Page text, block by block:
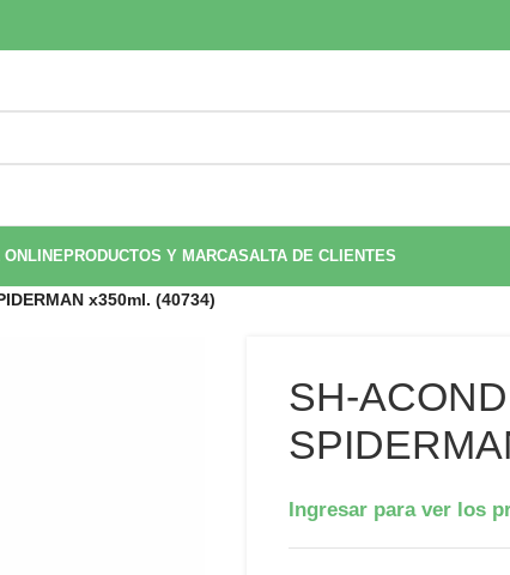
ONLINEPRODUCTOS Y MARCASALTA DE CLIENTES
x350ml. (40734)
SH-
Ingresar para ver los